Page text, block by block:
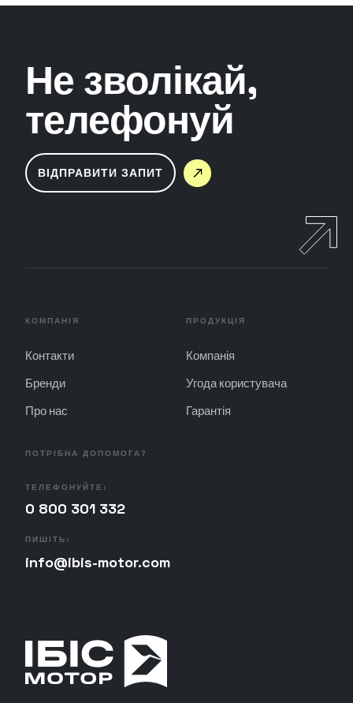
Не зволікай,
телефонуй
ВІДПРАВИТИ ЗАПИТ
КОМПАНІЯ
Контакти
Бренди
Про нас
ПРОДУКЦІЯ
Компанія
Угода користувача
Гарантія
ПОТРІБНА ДОПОМОГА?
ТЕЛЕФОНУЙТЕ:
0 800 301 332
ПИШІТЬ:
info@ibis-motor.com